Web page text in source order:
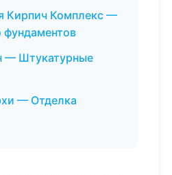
Кирпич Комплекс —
фундаментов
— Штукатурные
— Отделка